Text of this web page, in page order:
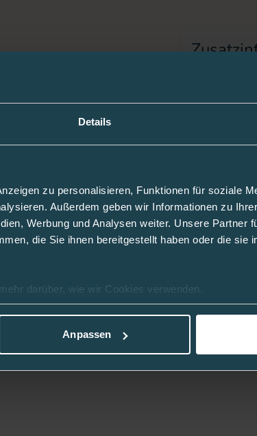
Details
zu personalisieren, Funktionen für soziale
Außerdem geben wir Informationen zu
Werbung und Analysen weiter. Unsere Partner
die Sie ihnen bereitgestellt haben oder die sie
darüber, wie wir Cookies verwenden.
Anpassen
weichem Jersey
werden.
Abteilung
Material